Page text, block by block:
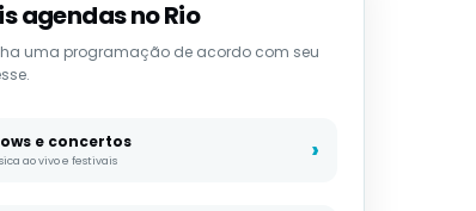
agendas no Rio
uma programação de acordo com seu
e concertos
ao vivo e festivais